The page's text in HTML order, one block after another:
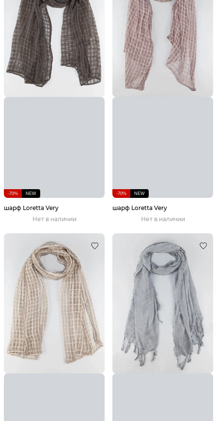
-70% NEW
шарф Loretta Very
Нет в наличии
-70% NEW
шарф Loretta Very
Нет в наличии